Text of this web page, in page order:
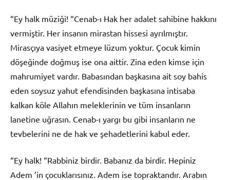
“Ey halk müziği! “Cenab-ı Hak her adalet sahibine hakkını
vermiştir. Her insanın mirastan hissesi ayrılmıştır.
Mirasçıya vasiyet etmeye lüzum yoktur. Çocuk kimin
döşeğinde doğmuş ise ona aittir. Zina eden kimse için
mahrumiyet vardır. Babasından başkasına ait soy bahis
eden soysuz yahut efendisinden başkasına intisaba
kalkan köle Allahın meleklerinin ve tüm insanların
lanetine uğrasın. Cenab-ı yargı bu gibi insanların ne
tevbelerini ne de hak ve şehadetlerini kabul eder.
“Ey halk! “Rabbiniz birdir. Babanız da birdir. Hepiniz
Adem ’in çocuklarısınız. Adem ise topraktandır. Arabın